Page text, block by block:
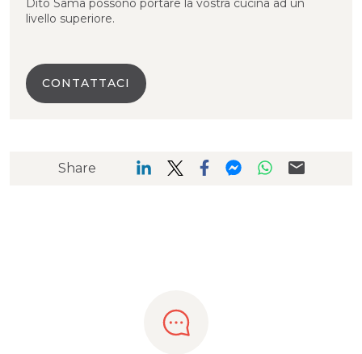
Dito Sama possono portare la vostra cucina ad un
livello superiore.
CONTATTACI
Share